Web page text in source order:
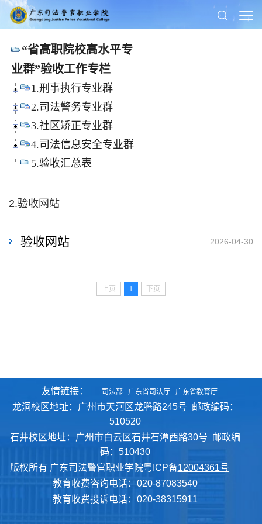
“省高职院校高水平专
业群”验收工作专栏
1.刑事执行专业群
2.司法警务专业群
3.社区矫正专业群
4.司法信息安全专业群
5.验收汇总表
2.验收网站
验收网站 2026-04-30
上页 1 下页
友情链接： 司法部 广东省司法厅 广东省教育厅
龙洞校区地址：广州市天河区龙腾路245号 邮政编码：
510520
石井校区地址：广州市白云区石井石潭西路30号 邮政编
码：510430
版权所有 广东司法警官职业学院粤ICP备12004361号
教育收费咨询电话：020-87083540
教育收费投诉电话：020-38315911